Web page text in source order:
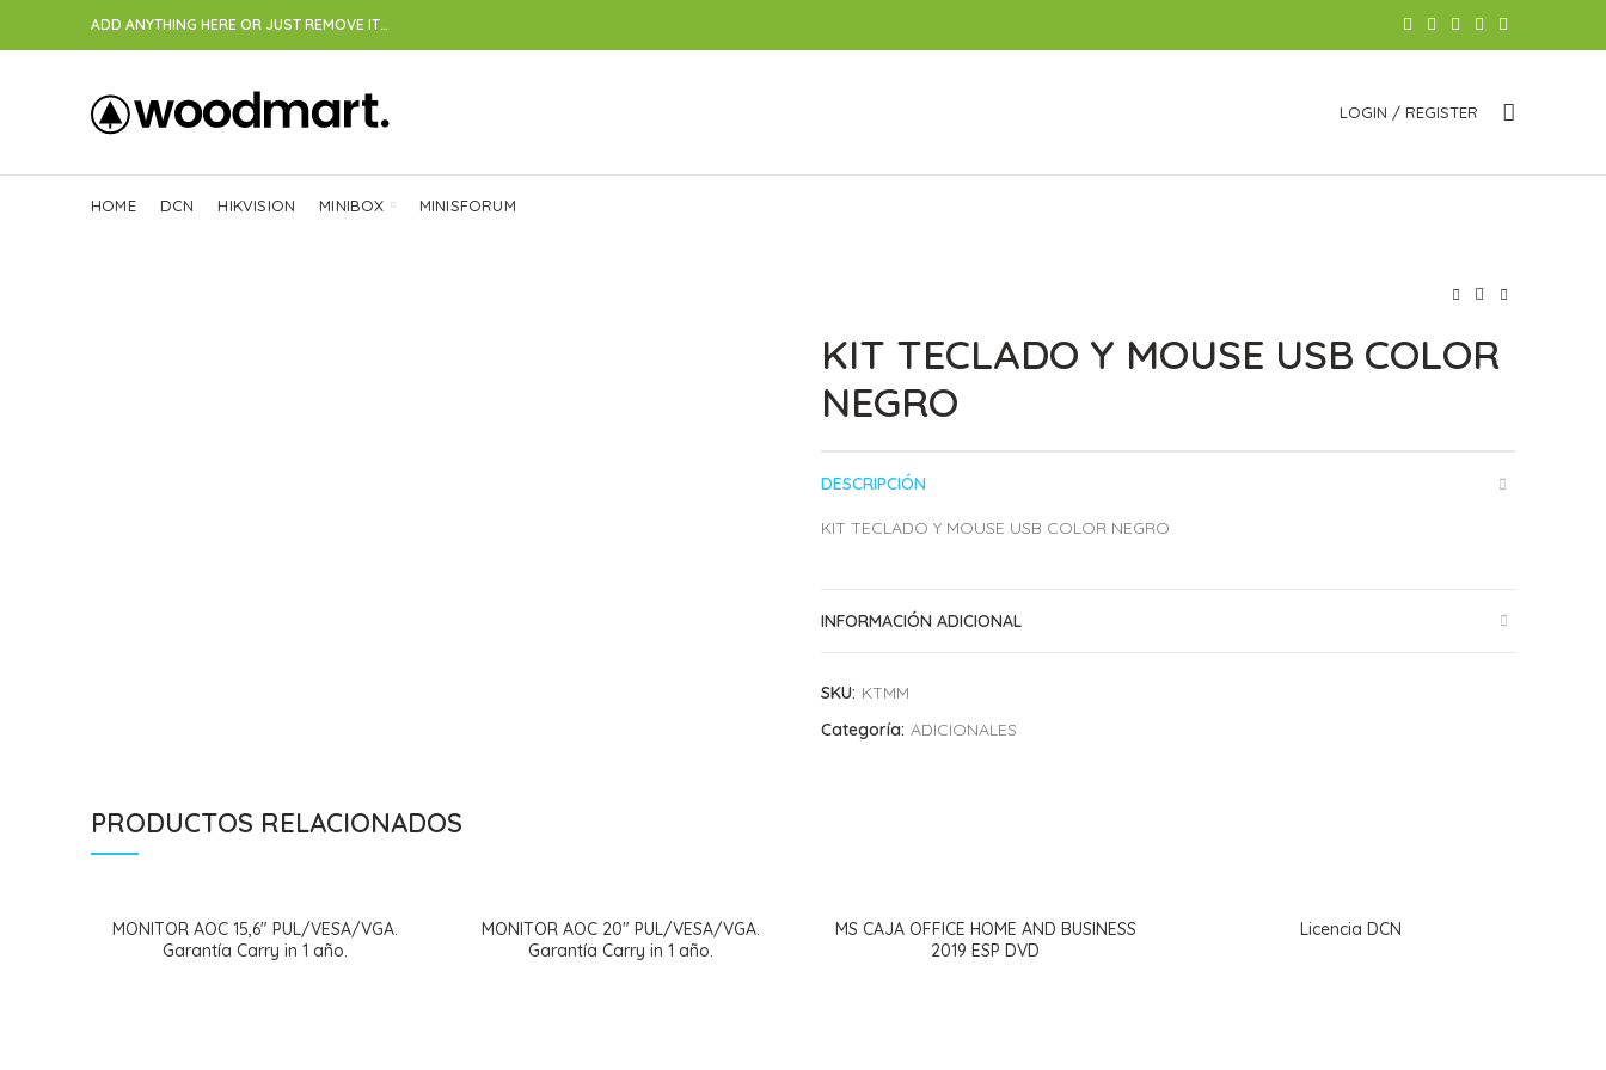
ADD ANYTHING HERE OR JUST REMOVE IT…
LOGIN / REGISTER
HOME DCN HIKVISION MINIBOX MINISFORUM
KIT TECLADO Y MOUSE USB COLOR
NEGRO
DESCRIPCIÓN
KIT TECLADO Y MOUSE USB COLOR NEGRO
INFORMACIÓN ADICIONAL
SKU: KTMM
Categoría: ADICIONALES
PRODUCTOS RELACIONADOS
MONITOR AOC 15,6″ PUL/VESA/VGA.
Garantía Carry in 1 año.
MONITOR AOC 20″ PUL/VESA/VGA.
Garantía Carry in 1 año.
MS CAJA OFFICE HOME AND BUSINESS
2019 ESP DVD
Licencia DCN